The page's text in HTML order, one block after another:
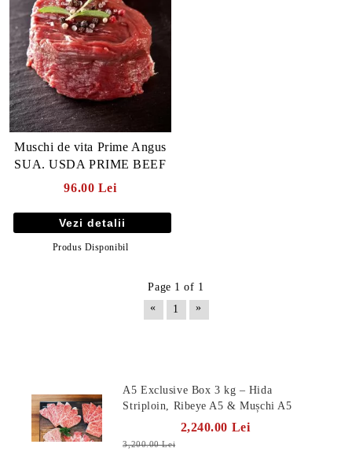
Muschi de vita Prime Angus
SUA. USDA PRIME BEEF
96.00 Lei
Vezi detalii
Produs Disponibil
Page 1 of 1
«
1 »
A5 Exclusive Box 3 kg – Hida
Striploin, Ribeye A5 & Mușchi A5
2,240.00 Lei
3,200.00 Lei